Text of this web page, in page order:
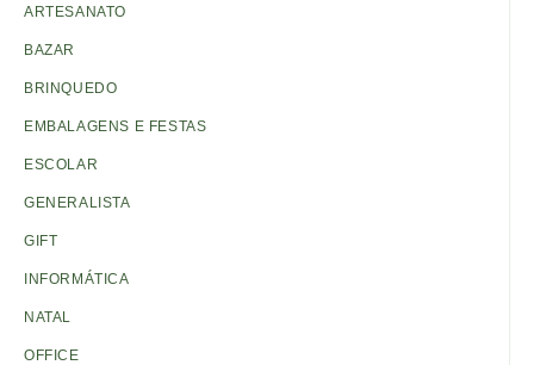
ARTESANATO
BAZAR
BRINQUEDO
EMBALAGENS E FESTAS
ESCOLAR
GENERALISTA
GIFT
INFORMÁTICA
NATAL
OFFICE